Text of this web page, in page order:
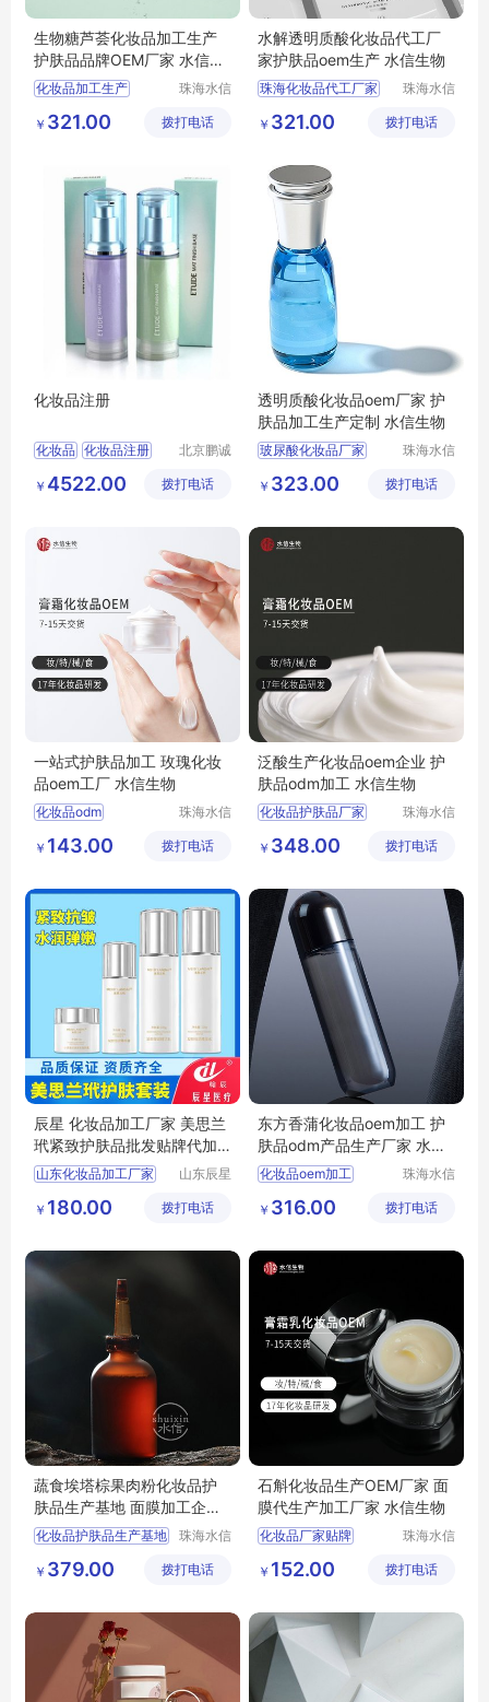
生物糖芦荟化妆品加工生产
护肤品品牌OEM厂家 水信生
物
化妆品加工生产
芦荟加工化妆品厂家
珠海水信
有限公司
￥ 321.00 拨打电话
水解透明质酸化妆品代工厂
家护肤品oem生产 水信生物
珠海化妆品代工厂家
国产化妆品生产企业
水信生物
珠海水信
有限公司
￥ 321.00 拨打电话
化妆品注册
化妆品 化妆品注册
北京鹏诚
咨询有限
￥ 4522.00 拨打电话
透明质酸化妆品oem厂家 护
肤品加工生产定制 水信生物
玻尿酸化妆品厂家
odm化妆品加工厂家
水信生物
珠海水信
有限公司
￥ 323.00 拨打电话
一站式护肤品加工 玫瑰化妆
品oem工厂 水信生物
化妆品odm
化妆品研发
水信生物
珠海水信
有限公司
￥ 143.00 拨打电话
泛酸生产化妆品oem企业 护
肤品odm加工 水信生物
化妆品护肤品厂家
护肤品加工生产
水信生物
珠海水信
有限公司
￥ 348.00 拨打电话
辰星 化妆品加工厂家 美思兰
玳紧致护肤品批发贴牌代加
工
山东化妆品加工厂家
山东辰星
有限公司
￥ 180.00 拨打电话
东方香蒲化妆品oem加工 护
肤品odm产品生产厂家 水信
生物
化妆品oem加工
化妆品贴牌生产企业
水信生物
珠海水信
有限公司
￥ 316.00 拨打电话
蔬食埃塔棕果肉粉化妆品护
肤品生产基地 面膜加工企业
水信生物
化妆品护肤品生产基地
中国化妆品oem厂商
水信生物
珠海水信
有限公司
￥ 379.00 拨打电话
石斛化妆品生产OEM厂家 面
膜代生产加工厂家 水信生物
化妆品厂家贴牌
化妆品找厂家
水信生物
珠海水信
有限公司
￥ 152.00 拨打电话